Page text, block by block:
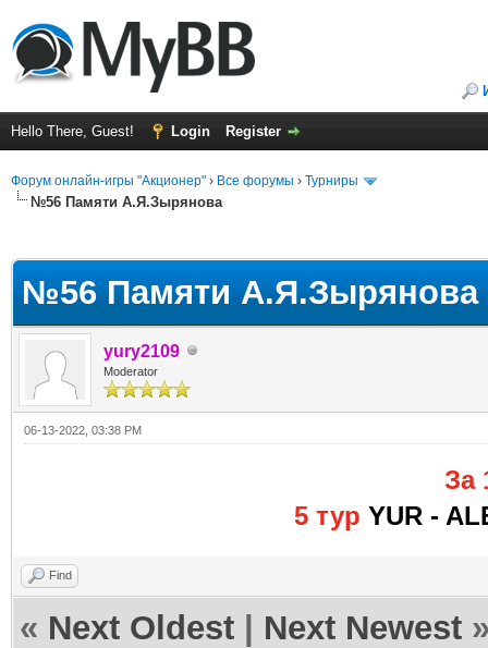
Hello There, Guest! Login Register
Форум онлайн-игры "Акционер" › Все форумы › Турниры
№56 Памяти А.Я.Зырянова
№56 Памяти А.Я.Зырянова
yury2109
Moderator
06-13-2022, 03:38 PM
За
5 тур YUR -
Find
« Next Oldest Next Newest